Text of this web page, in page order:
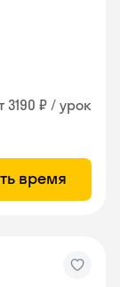
3190 ₽ / урок
время